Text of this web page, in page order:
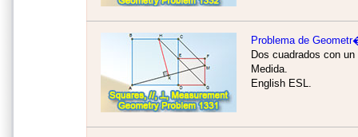
Problema de
Dos cuadrados con
Medida.
English ESL.